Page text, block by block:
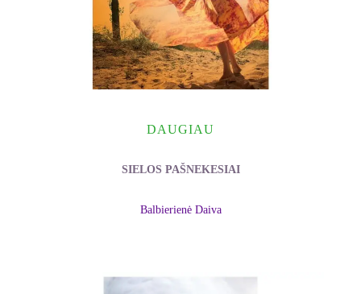
DAUGIAU
SIELOS PAŠNEKESIAI
Balbierienė Daiva